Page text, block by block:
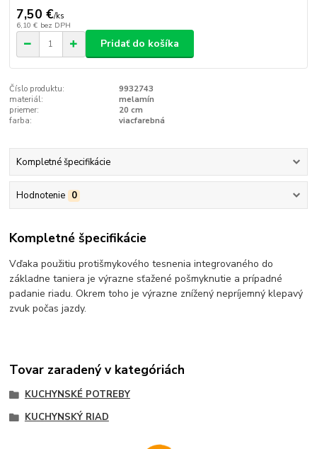
7,50 €/ks
6,10 € bez DPH
Pridať do košíka
Číslo produktu:
9932743
materiál:
melamín
priemer:
20 cm
farba:
viacfarebná
Kompletné špecifikácie
Hodnotenie 0
Kompletné špecifikácie
Vďaka použitiu protišmykového tesnenia integrovaného do
základne taniera je výrazne sťažené pošmyknutie a prípadné
padanie riadu.Okrem toho je výrazne znížený nepríjemný klepavý
zvuk počas jazdy.
Tovar zaradený v kategóriách
KUCHYNSKÉ POTREBY
KUCHYNSKÝ RIAD